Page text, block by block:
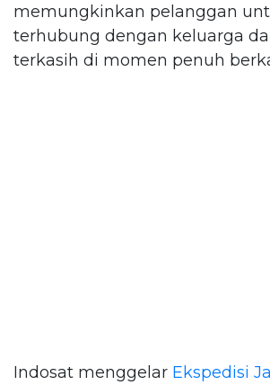
memungkinkan pelanggan
terhubung dengan keluarga
terkasih di momen penuh
Indosat menggelar Ekspedisi